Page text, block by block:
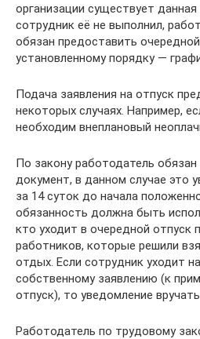
организации существует
сотрудник её не выполнил,
обязан предоставить
установленному порядку —
Подача заявления на отпуск
некоторых случаях. Например,
необходим внеплановый
По закону работодатель
документ, в данном случае это
за 14 суток до начала
обязанность должна быть
кто уходит в очередной отпуск
работников, которые решили
отдых. Если сотрудник уходит
собственному заявлению (к
отпуск), то уведомление
Работодатель по трудовому